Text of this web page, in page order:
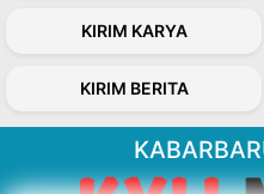
KIRIM KARYA
KIRIM BERITA